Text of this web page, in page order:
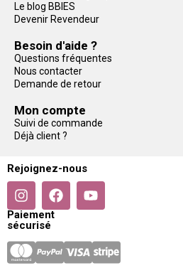
Le blog BBIES
Devenir Revendeur
Besoin d'aide ?
Questions fréquentes
Nous contacter
Demande de retour
Mon compte
Suivi de commande
Déjà client ?
Rejoignez-nous
Paiement
sécurisé